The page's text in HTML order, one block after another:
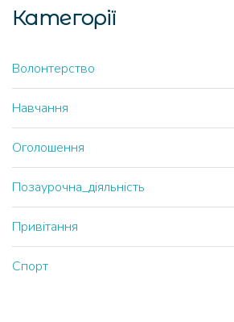
Категорії
Волонтерство
Навчання
Оголошення
Позаурочна_діяльність
Привітання
Спорт